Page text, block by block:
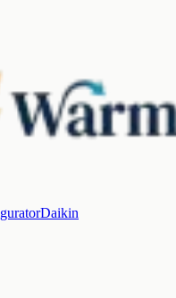
Daikin